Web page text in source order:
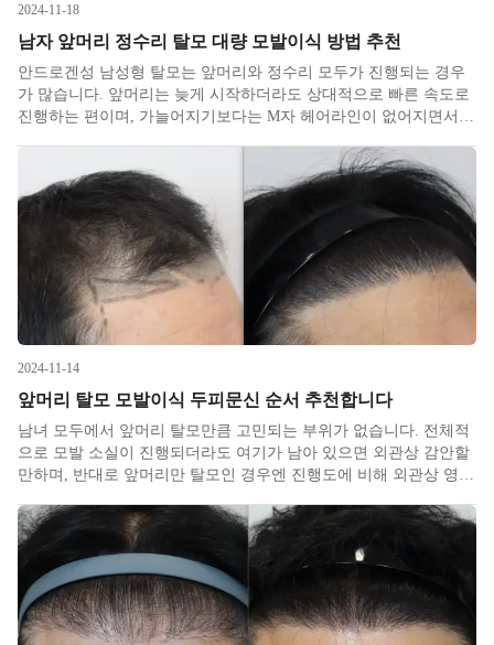
2024-11-18
남자 앞머리 정수리 탈모 대량 모발이식 방법 추천
안드로겐성 남성형 탈모는 앞머리와 정수리 모두가 진행되는 경우
가 많습니다. 앞머리는 늦게 시작하더라도 상대적으로 빠른 속도로
진행하는 편이며, 가늘어지기보다는 M자 헤어라인이 없어지면서
로 느린 속도로 진행하는 편이며, 없어지기 보다는 가늘어지면서 솜
털로 바뀌어가는
2024-11-14
앞머리 탈모 모발이식 두피문신 순서 추천합니다
남녀 모두에서 앞머리 탈모만큼 고민되는 부위가 없습니다. 전체적
으로 모발 소실이 진행되더라도 여기가 남아 있으면 외관상 감안할
만하며, 반대로 앞머리만 탈모인 경우엔 진행도에 비해 외관상 영향
순위로 놓을 정도입니다. 하지만 모발이식은 수술이다보니​ 비용 가
격이나